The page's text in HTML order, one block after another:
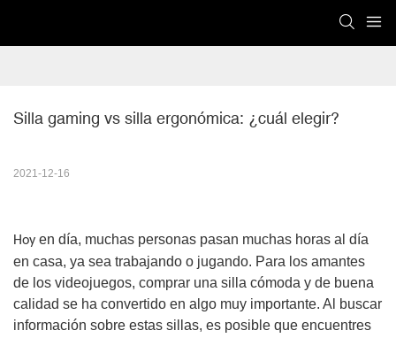
Silla gaming vs silla ergonómica: ¿cuál elegir?
2021-12-16
Hoy en día, muchas personas pasan muchas horas al día
en casa, ya sea trabajando o jugando. Para los amantes
de los videojuegos, comprar una silla cómoda y de buena
calidad se ha convertido en algo muy importante. Al buscar
información sobre estas sillas, es posible que encuentres